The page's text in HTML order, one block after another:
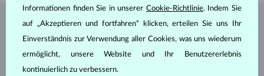
SCHMUCK AUS DEM KLENOTA ATELIER
Informationen finden Sie in unserer Cookie-Richtlinie. Indem Sie
auf „Akzeptieren und fortfahren“ klicken, erteilen Sie uns Ihr
Einverständnis zur Verwendung aller Cookies, was uns wiederum
ermöglicht, unsere Website und Ihr Benutzererlebnis
kontinuierlich zu verbessern.